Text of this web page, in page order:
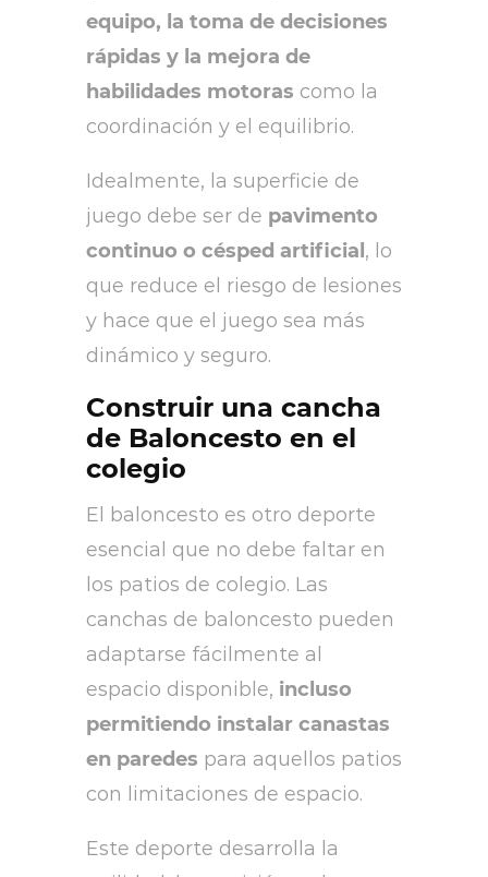
equipo, la toma de decisiones
rápidas y la mejora de
habilidades motoras como la
coordinación y el equilibrio.
Idealmente, la superficie de
juego debe ser de pavimento
continuo o césped artificial, lo
que reduce el riesgo de lesiones
y hace que el juego sea más
dinámico y seguro.
Construir una cancha
de Baloncesto en el
colegio
El baloncesto es otro deporte
esencial que no debe faltar en
los patios de colegio. Las
canchas de baloncesto pueden
adaptarse fácilmente al
espacio disponible, incluso
permitiendo instalar canastas
en paredes para aquellos patios
con limitaciones de espacio.
Este deporte desarrolla la